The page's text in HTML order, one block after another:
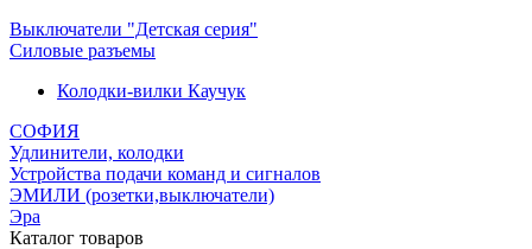
Выключатели "Детская серия"
Силовые разъемы
Колодки-вилки Каучук
СОФИЯ
Удлинители, колодки
Устройства подачи команд и сигналов
ЭМИЛИ (розетки,выключатели)
Эра
Каталог товаров